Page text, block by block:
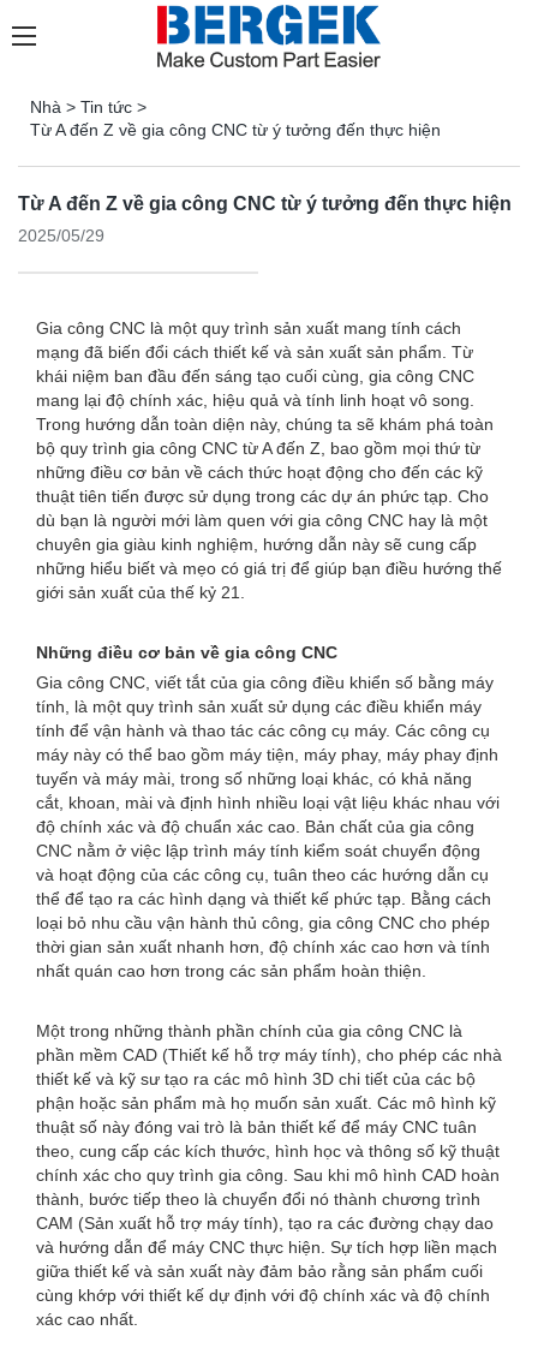
Nhà > Tin tức >
Từ A đến Z về gia công CNC từ ý tưởng đến thực hiện
Từ A đến Z về gia công CNC từ ý tưởng đến thực hiện
2025/05/29
Gia công CNC là một quy trình sản xuất mang tính cách
mạng đã biến đổi cách thiết kế và sản xuất sản phẩm. Từ
khái niệm ban đầu đến sáng tạo cuối cùng, gia công CNC
mang lại độ chính xác, hiệu quả và tính linh hoạt vô song.
Trong hướng dẫn toàn diện này, chúng ta sẽ khám phá toàn
bộ quy trình gia công CNC từ A đến Z, bao gồm mọi thứ từ
những điều cơ bản về cách thức hoạt động cho đến các kỹ
thuật tiên tiến được sử dụng trong các dự án phức tạp. Cho
dù bạn là người mới làm quen với gia công CNC hay là một
chuyên gia giàu kinh nghiệm, hướng dẫn này sẽ cung cấp
những hiểu biết và mẹo có giá trị để giúp bạn điều hướng thế
giới sản xuất của thế kỷ 21.
Những điều cơ bản về gia công CNC
Gia công CNC, viết tắt của gia công điều khiển số bằng máy
tính, là một quy trình sản xuất sử dụng các điều khiển máy
tính để vận hành và thao tác các công cụ máy. Các công cụ
máy này có thể bao gồm máy tiện, máy phay, máy phay định
tuyến và máy mài, trong số những loại khác, có khả năng
cắt, khoan, mài và định hình nhiều loại vật liệu khác nhau với
độ chính xác và độ chuẩn xác cao. Bản chất của gia công
CNC nằm ở việc lập trình máy tính kiểm soát chuyển động
và hoạt động của các công cụ, tuân theo các hướng dẫn cụ
thể để tạo ra các hình dạng và thiết kế phức tạp. Bằng cách
loại bỏ nhu cầu vận hành thủ công, gia công CNC cho phép
thời gian sản xuất nhanh hơn, độ chính xác cao hơn và tính
nhất quán cao hơn trong các sản phẩm hoàn thiện.
Một trong những thành phần chính của gia công CNC là
phần mềm CAD (Thiết kế hỗ trợ máy tính), cho phép các nhà
thiết kế và kỹ sư tạo ra các mô hình 3D chi tiết của các bộ
phận hoặc sản phẩm mà họ muốn sản xuất. Các mô hình kỹ
thuật số này đóng vai trò là bản thiết kế để máy CNC tuân
theo, cung cấp các kích thước, hình học và thông số kỹ thuật
chính xác cho quy trình gia công. Sau khi mô hình CAD hoàn
thành, bước tiếp theo là chuyển đổi nó thành chương trình
CAM (Sản xuất hỗ trợ máy tính), tạo ra các đường chạy dao
và hướng dẫn để máy CNC thực hiện. Sự tích hợp liền mạch
giữa thiết kế và sản xuất này đảm bảo rằng sản phẩm cuối
cùng khớp với thiết kế dự định với độ chính xác và độ chính
xác cao nhất.